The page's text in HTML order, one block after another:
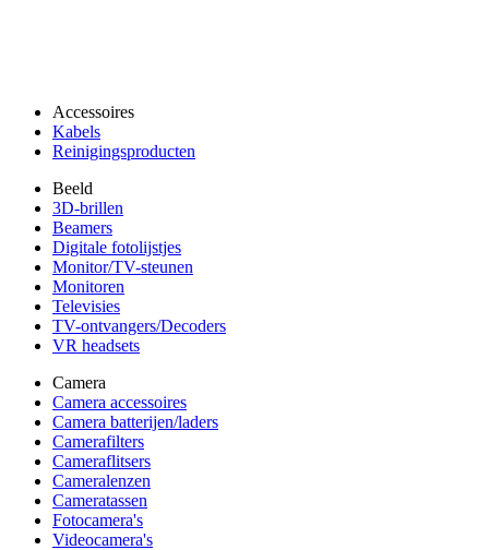
Accessoires
Kabels
Reinigingsproducten
Beeld
3D-brillen
Beamers
Digitale fotolijstjes
Monitor/TV-steunen
Monitoren
Televisies
TV-ontvangers/Decoders
VR headsets
Camera
Camera accessoires
Camera batterijen/laders
Camerafilters
Cameraflitsers
Cameralenzen
Cameratassen
Fotocamera's
Videocamera's